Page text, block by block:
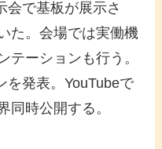
で基板が展示さ
た。会場では実働機
テーションも行う。
を発表。YouTubeで
同時公開する。